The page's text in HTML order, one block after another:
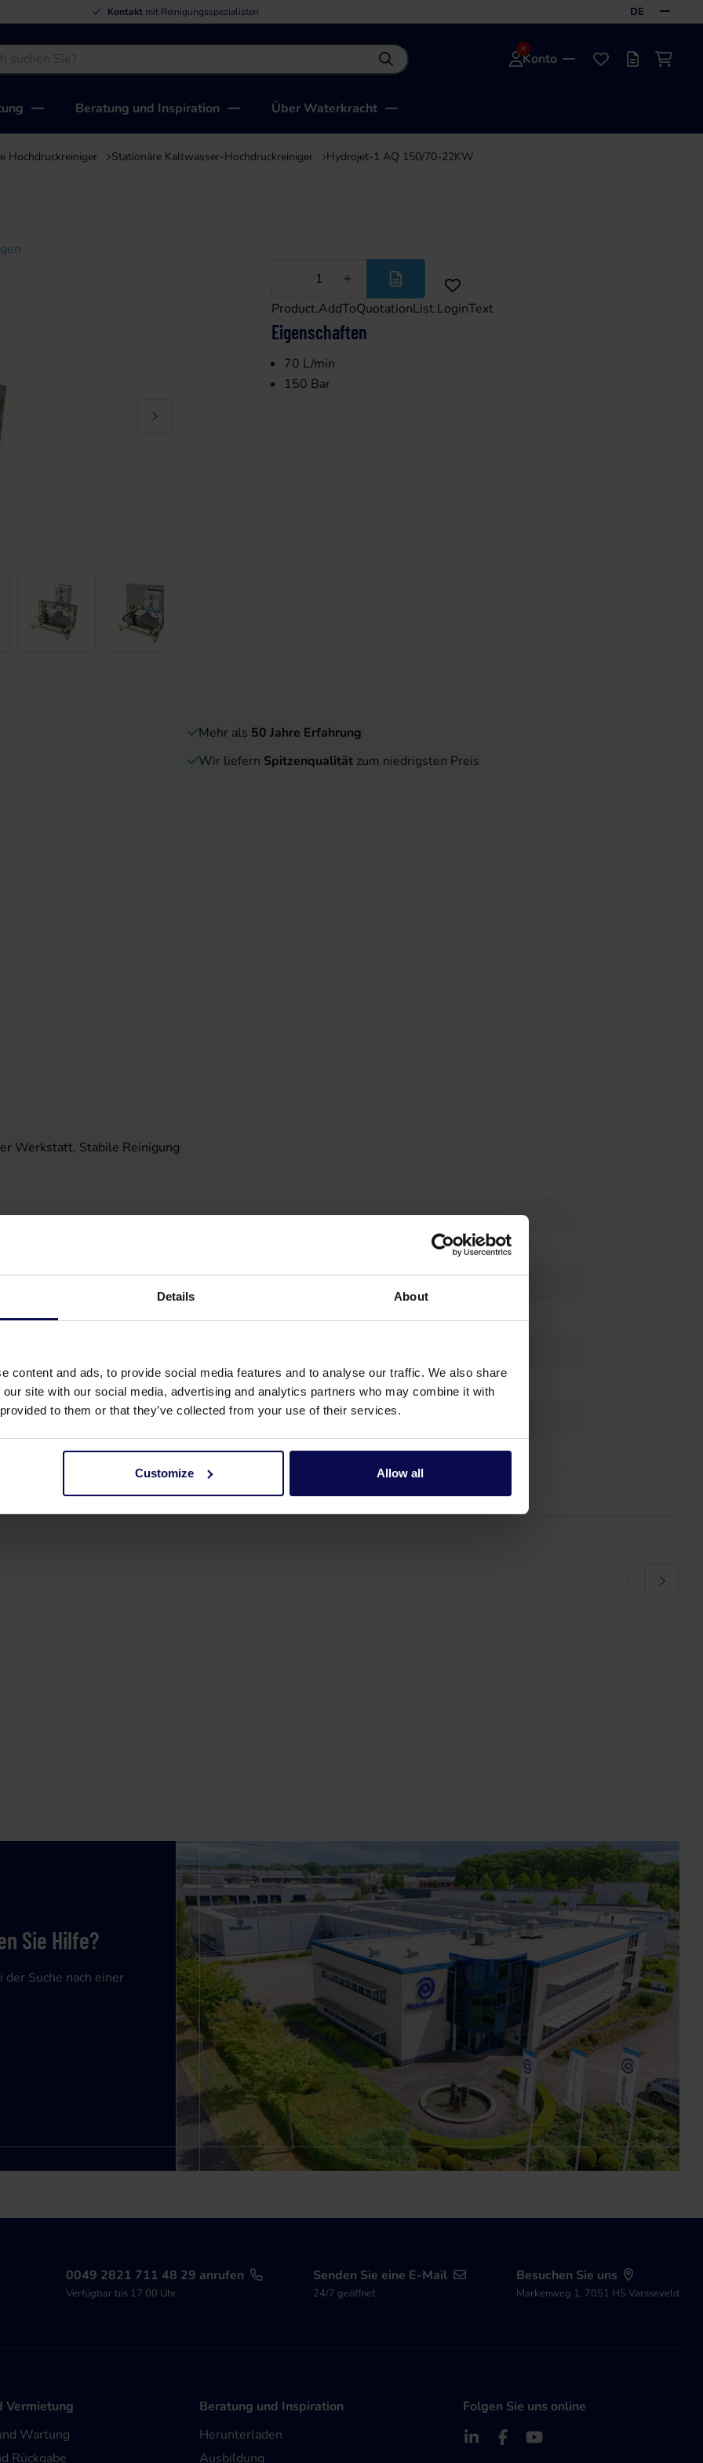
Details About
content and ads, to provide social media features and to analyse our traffic. We also share
site with our social media, advertising and analytics partners who may combine it with
to them or that they’ve collected from your use of their services.
Customize Allow all
Kontakt mit Reinigungsspezialisten DE
Suche Konto
Favoriten
Beratung und Inspiration Über Waterkracht
Hochdruckreiniger Stationäre Kaltwasser-Hochdruckreiniger Hydrojet-1 AQ 150/70-22KW
Weniger
Product.AddToQuotationList.LoginText
Eigenschaften
70 L/min
150 Bar
Mehr als 50 Jahre Erfahrung
Wir liefern Spitzenqualität zum niedrigsten Preis
Werkstatt, Stabile Reinigung
Sie Hilfe?
Suche nach einer
0049 2821 711 48 29 anrufen
Verfügbar bis 17.00 Uhr
Senden Sie eine E-Mail
24/7 geöffnet
Besuchen Sie uns
Markenweg 1, 7051 HS Varsseveld
Vermietung
Wartung
Rückgabe
Beratung und Inspiration
Herunterladen
Ausbildung
Folgen Sie uns online